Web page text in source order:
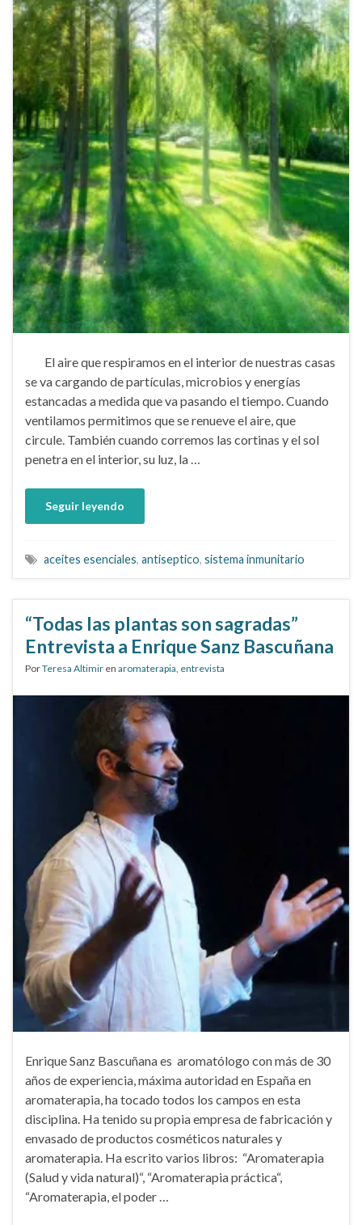
El aire que respiramos en el interior de nuestras casas
se va cargando de partículas, microbios y energías
estancadas a medida que va pasando el tiempo. Cuando
ventilamos permitimos que se renueve el aire, que
circule. También cuando corremos las cortinas y el sol
penetra en el interior, su luz, la …
Seguir leyendo
aceites esenciales, antiseptico, sistema inmunitario
“Todas las plantas son sagradas”
Entrevista a Enrique Sanz Bascuñana
PorTeresa Altimir en aromaterapia, entrevista
Enrique Sanz Bascuñana es aromatólogo con más de 30
años de experiencia, máxima autoridad en España en
aromaterapia, ha tocado todos los campos en esta
disciplina. Ha tenido su propia empresa de fabricación y
envasado de productos cosméticos naturales y
aromaterapia. Ha escrito varios libros: “Aromaterapia
(Salud y vida natural)“, “Aromaterapia práctica“,
“Aromaterapia, el poder …